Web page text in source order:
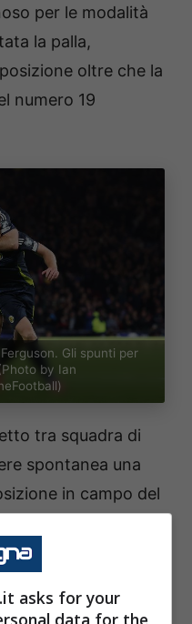
per le modalità
la palla,
oltre che la
numero 19
Gli spunti per
by Ian
tra squadra di
spontanea una
in campo del
un
in
asks for your
data for the